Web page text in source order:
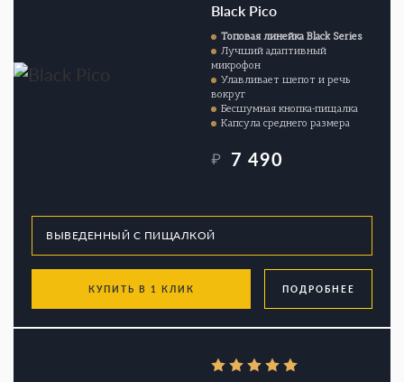
Black Pico
Топовая линейка Black Series
Лучший адаптивный
микрофон
Улавливает шепот и речь
вокруг
Бесшумная кнопка-пищалка
Капсула среднего размера
₽ 7 490
КУПИТЬ В 1 КЛИК ПОДРОБНЕЕ